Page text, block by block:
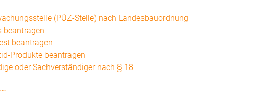
(PÜZ-Stelle) nach Landesbauordnung
beantragen
beantragen
Produkte beantragen
oder Sachverständiger nach § 18